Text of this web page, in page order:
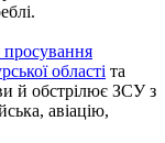
просування
області та
й обстрілює ЗСУ з
авіацію,